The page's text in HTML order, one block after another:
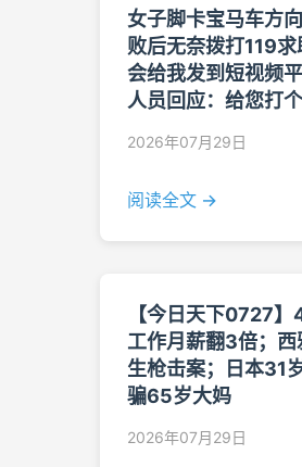
女子脚卡宝马车方
败后无奈拨打119
会给我发到短视频
人员回应：给您打
2026年07月29日
阅读全文 →
【今日天下0727
工作月薪翻3倍；
生枪击案；日本31
骗65岁大妈
2026年07月29日